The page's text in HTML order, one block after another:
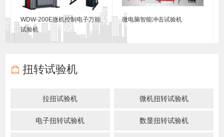
WDW-200E微机控制电子万能
试验机
微电脑智能冲击试验机
扭转试验机
拉扭试验机 微机扭转试验机
电子扭转试验机 数显扭转试验机